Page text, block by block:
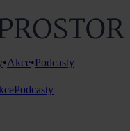
•Akce•Podcasty
Podcasty